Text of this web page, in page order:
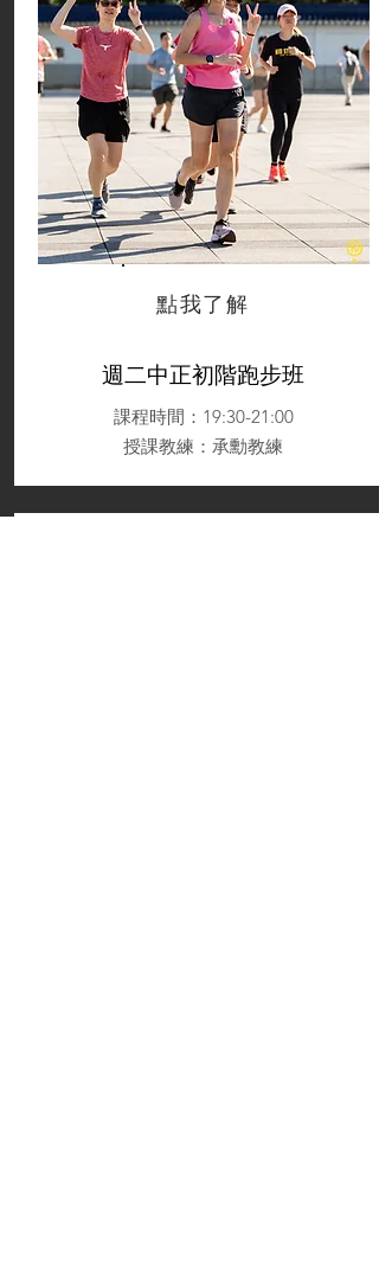
點我了解
週二中正初階跑步班
課程時間：19:30-21:00
授課教練：承勳教練